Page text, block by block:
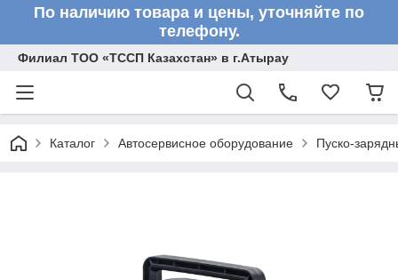
По наличию товара и цены, уточняйте по
телефону.
Филиал ТОО «ТССП Казахстан» в г.Атырау
Каталог Автосервисное оборудование Пуско-